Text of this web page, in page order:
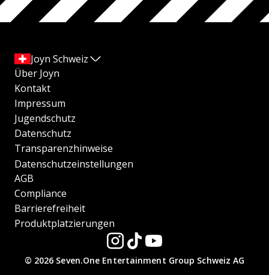
Joyn Schweiz
Über Joyn
Kontakt
Impressum
Jugendschutz
Datenschutz
Transparenzhinweise
Datenschutzeinstellungen
AGB
Compliance
Barrierefreiheit
Produktplatzierungen
© 2026 Seven.One Entertainment Group Schweiz AG